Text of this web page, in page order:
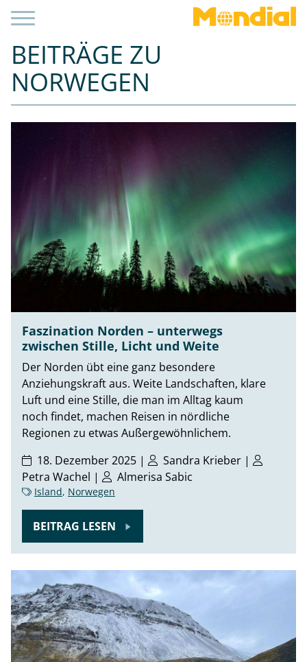
BEITRÄGE ZU
NORWEGEN
Faszination Norden – unterwegs
zwischen Stille, Licht und Weite
Der Norden übt eine ganz besondere
Anziehungskraft aus. Weite Landschaften, klare
Luft und eine Stille, die man im Alltag kaum
noch findet, machen Reisen in nördliche
Regionen zu etwas Außergewöhnlichem.
18. Dezember 2025 |
Sandra Krieber |
Petra Wachel | Almerisa Sabic
Island, Norwegen
BEITRAG LESEN